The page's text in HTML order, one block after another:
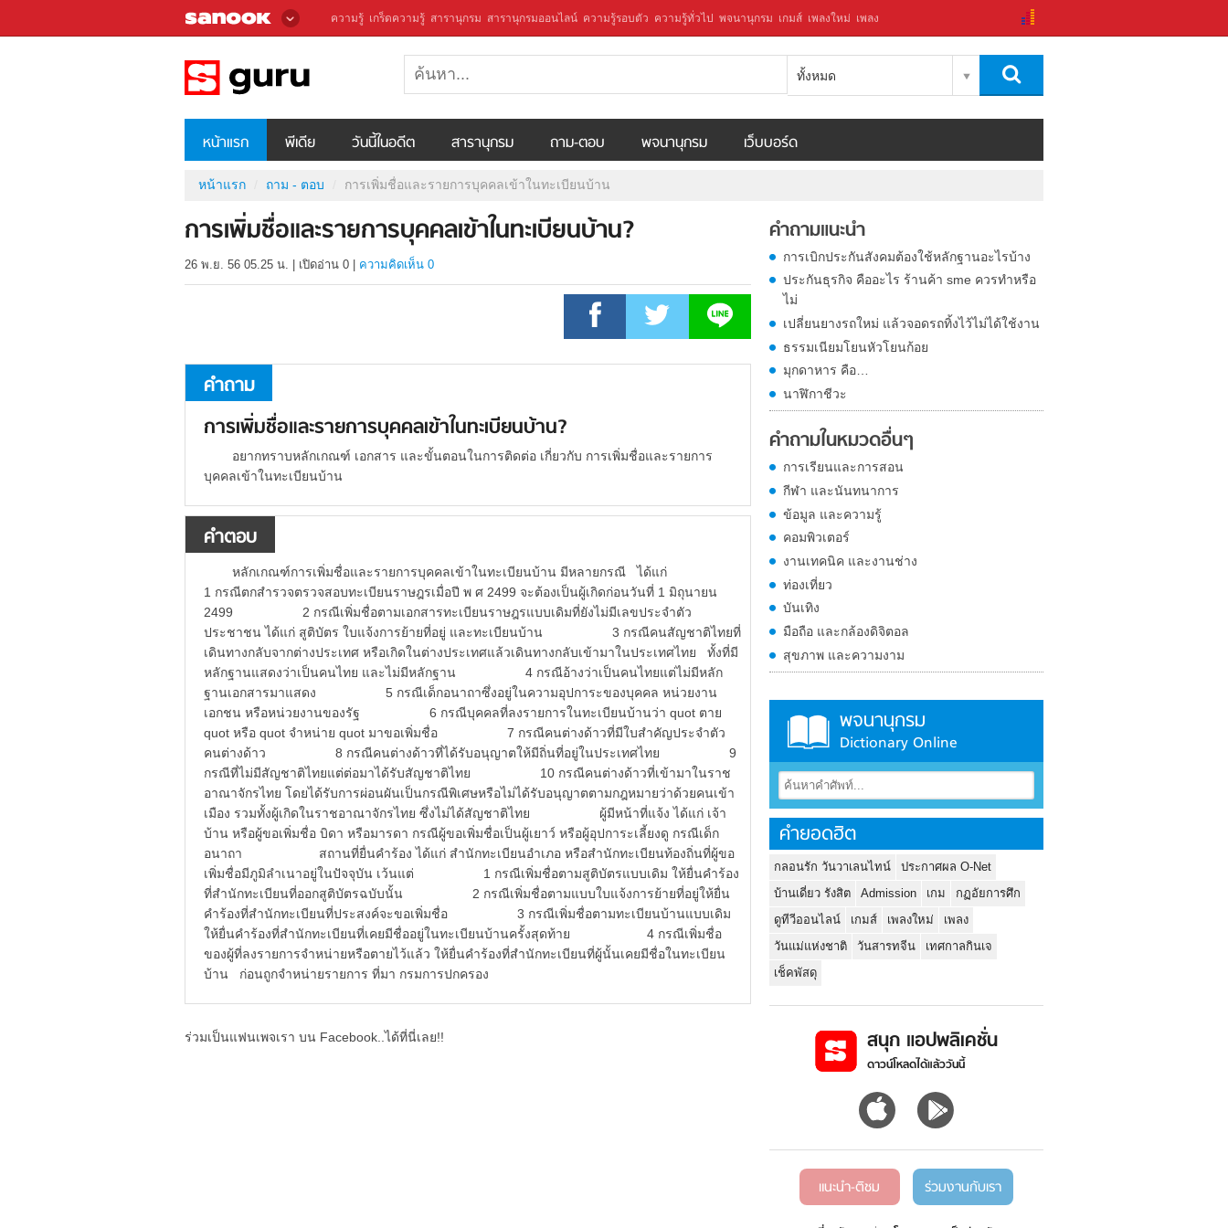
ความรู้ เกร็ดความรู้ สารานุกรม สารานุกรมออนไลน์ ความรู้รอบตัว ความรู้ทั่วไป พจนานุกรม เกมส์ เพลงใหม่ เพลง
ทั้งหมด
หน้าแรก พีเดีย วันนี้ในอดีต สารานุกรม ถาม-ตอบ พจนานุกรม เว็บบอร์ด
หน้าแรก ถาม - ตอบ การเพิ่มชื่อและรายการบุคคลเข้าในทะเบียนบ้าน
การเพิ่มชื่อและรายการบุคคลเข้าในทะเบียนบ้าน?
26 พ.ย. 56 05.25 น. เปิดอ่าน 0 ความคิดเห็น 0
คำถาม
การเพิ่มชื่อและรายการบุคคลเข้าในทะเบียนบ้าน?
อยากทราบหลักเกณฑ์ เอกสาร และขั้นตอนในการติดต่อ เกี่ยวกับ การเพิ่มชื่อและรายการ
บุคคลเข้าในทะเบียนบ้าน
คำตอบ
หลักเกณฑ์การเพิ่มชื่อและรายการบุคคลเข้าในทะเบียนบ้าน มีหลายกรณี ได้แก่
1 กรณีตกสำรวจตรวจสอบทะเบียนราษฎรเมื่อปี พ ศ 2499 จะต้องเป็นผู้เกิดก่อนวันที่ 1 มิถุนายน
2499 2 กรณีเพิ่มชื่อตามเอกสารทะเบียนราษฎรแบบเดิมที่ยังไม่มีเลขประจำตัว
ประชาชน ได้แก่ สูติบัตร ใบแจ้งการย้ายที่อยู่ และทะเบียนบ้าน 3 กรณีคนสัญชาติไทยที่
เดินทางกลับจากต่างประเทศ หรือเกิดในต่างประเทศแล้วเดินทางกลับเข้ามาในประเทศไทย ทั้งที่มี
หลักฐานแสดงว่าเป็นคนไทย และไม่มีหลักฐาน 4 กรณีอ้างว่าเป็นคนไทยแต่ไม่มีหลัก
ฐานเอกสารมาแสดง 5 กรณีเด็กอนาถาซึ่งอยู่ในความอุปการะของบุคคล หน่วยงาน
เอกชน หรือหน่วยงานของรัฐ 6 กรณีบุคคลที่ลงรายการในทะเบียนบ้านว่า quot ตาย
quot หรือ quot จำหน่าย quot มาขอเพิ่มชื่อ 7 กรณีคนต่างด้าวที่มีใบสำคัญประจำตัว
คนต่างด้าว 8 กรณีคนต่างด้าวที่ได้รับอนุญาตให้มีถิ่นที่อยู่ในประเทศไทย 9
กรณีที่ไม่มีสัญชาติไทยแต่ต่อมาได้รับสัญชาติไทย 10 กรณีคนต่างด้าวที่เข้ามาในราช
อาณาจักรไทย โดยได้รับการผ่อนผันเป็นกรณีพิเศษหรือไม่ได้รับอนุญาตตามกฎหมายว่าด้วยคนเข้า
เมือง รวมทั้งผู้เกิดในราชอาณาจักรไทย ซึ่งไม่ได้สัญชาติไทย ผู้มีหน้าที่แจ้ง ได้แก่ เจ้า
บ้าน หรือผู้ขอเพิ่มชื่อ บิดา หรือมารดา กรณีผู้ขอเพิ่มชื่อเป็นผู้เยาว์ หรือผู้อุปการะเลี้ยงดู กรณีเด็ก
อนาถา สถานที่ยื่นคำร้อง ได้แก่ สำนักทะเบียนอำเภอ หรือสำนักทะเบียนท้องถิ่นที่ผู้ขอ
เพิ่มชื่อมีภูมิลำเนาอยู่ในปัจจุบัน เว้นแต่ 1 กรณีเพิ่มชื่อตามสูติบัตรแบบเดิม ให้ยื่นคำร้อง
ที่สำนักทะเบียนที่ออกสูติบัตรฉบับนั้น 2 กรณีเพิ่มชื่อตามแบบใบแจ้งการย้ายที่อยู่ให้ยื่น
คำร้องที่สำนักทะเบียนที่ประสงค์จะขอเพิ่มชื่อ 3 กรณีเพิ่มชื่อตามทะเบียนบ้านแบบเดิม
ให้ยื่นคำร้องที่สำนักทะเบียนที่เคยมีชื่ออยู่ในทะเบียนบ้านครั้งสุดท้าย 4 กรณีเพิ่มชื่อ
ของผู้ที่ลงรายการจำหน่ายหรือตายไว้แล้ว ให้ยื่นคำร้องที่สำนักทะเบียนที่ผู้นั้นเคยมีชื่อในทะเบียน
บ้าน ก่อนถูกจำหน่ายรายการ ที่มา กรมการปกครอง
ร่วมเป็นแฟนเพจเรา บน Facebook..ได้ที่นี่เลย!!
คำถามแนะนำ
การเบิกประกันสังคมต้องใช้หลักฐานอะไรบ้าง
ประกันธุรกิจ คืออะไร ร้านค้า sme ควรทำหรือ
ไม่
เปลี่ยนยางรถใหม่ แล้วจอดรถทิ้งไว้ไม่ได้ใช้งาน
ธรรมเนียมโยนหัวโยนก้อย
มุกดาหาร คือ…
นาฬิกาชีวะ
คำถามในหมวดอื่นๆ
การเรียนและการสอน
กีฬา และนันทนาการ
ข้อมูล และความรู้
คอมพิวเตอร์
งานเทคนิค และงานช่าง
ท่องเที่ยว
บันเทิง
มือถือ และกล้องดิจิตอล
สุขภาพ และความงาม
พจนานุกรม
Dictionary Online
คำยอดฮิต
กลอนรัก วันวาเลนไทน์
ประกาศผล O-Net
บ้านเดี่ยว รังสิต
Admission เกม
กฏอัยการศึก
ดูทีวีออนไลน์
เกมส์ เพลงใหม่
เพลง
วันแม่แห่งชาติ
วันสารทจีน
เทศกาลกินเจ
เช็คพัสดุ
สนุก แอปพลิเคชั่น
ดาวน์โหลดได้แล้ววันนี้
แนะนำ-ติชม ร่วมงานกับเรา